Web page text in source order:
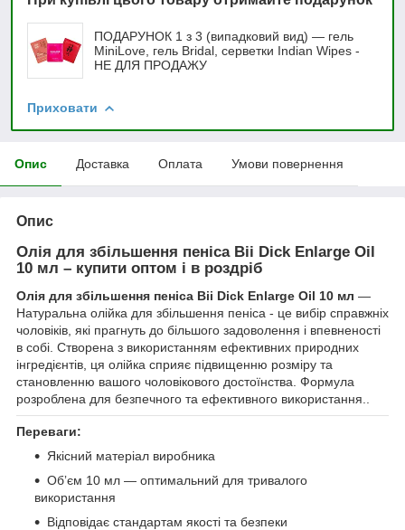
ПОДАРУНОК 1 з 3 (випадковий вид) — гель
MiniLove, гель Bridal, серветки Indian Wipes -
НЕ ДЛЯ ПРОДАЖУ
Приховати
Опис Доставка Оплата Умови повернення
Опис
Олія для збільшення пеніса Bii Dick Enlarge Oil
10 мл – купити оптом і в роздріб
Олія для збільшення пеніса Bii Dick Enlarge Oil 10 мл —
Натуральна олійка для збільшення пеніса - це вибір справжніх
чоловіків, які прагнуть до більшого задоволення і впевненості
в собі. Створена з використанням ефективних природних
інгредієнтів, ця олійка сприяє підвищенню розміру та
становленню вашого чоловікового достоїнства. Формула
розроблена для безпечного та ефективного використання..
Переваги:
Якісний матеріал виробника
Обʼєм 10 мл — оптимальний для тривалого
використання
Відповідає стандартам якості та безпеки